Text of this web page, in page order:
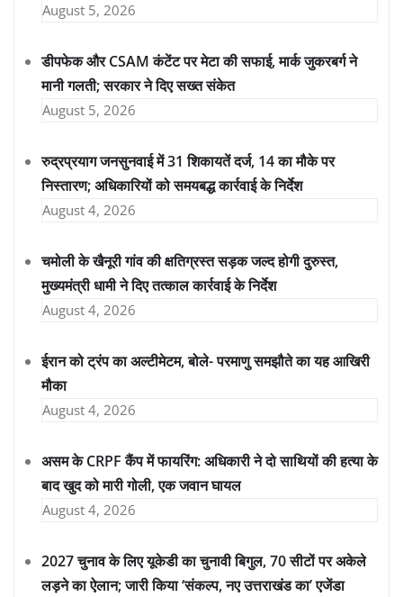
August 5, 2026
डीपफेक और CSAM कंटेंट पर मेटा की सफाई, मार्क जुकरबर्ग ने
मानी गलती; सरकार ने दिए सख्त संकेत
August 5, 2026
रुद्रप्रयाग जनसुनवाई में 31 शिकायतें दर्ज, 14 का मौके पर
निस्तारण; अधिकारियों को समयबद्ध कार्रवाई के निर्देश
August 4, 2026
चमोली के खैनूरी गांव की क्षतिग्रस्त सड़क जल्द होगी दुरुस्त,
मुख्यमंत्री धामी ने दिए तत्काल कार्रवाई के निर्देश
August 4, 2026
ईरान को ट्रंप का अल्टीमेटम, बोले- परमाणु समझौते का यह आखिरी
मौका
August 4, 2026
असम के CRPF कैंप में फायरिंग: अधिकारी ने दो साथियों की हत्या के
बाद खुद को मारी गोली, एक जवान घायल
August 4, 2026
2027 चुनाव के लिए यूकेडी का चुनावी बिगुल, 70 सीटों पर अकेले
लड़ने का ऐलान; जारी किया ‘संकल्प, नए उत्तराखंड का’ एजेंडा